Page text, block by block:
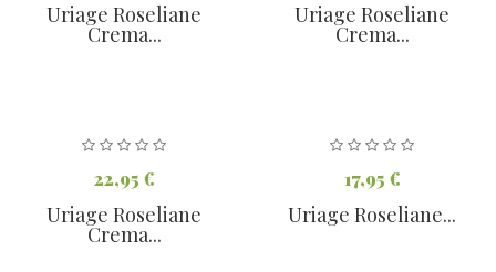
Uriage Roseliane
Crema...
Uriage Roseliane
Crema...
22,95 €
Uriage Roseliane
Crema...
17,95 €
Uriage Roseliane...